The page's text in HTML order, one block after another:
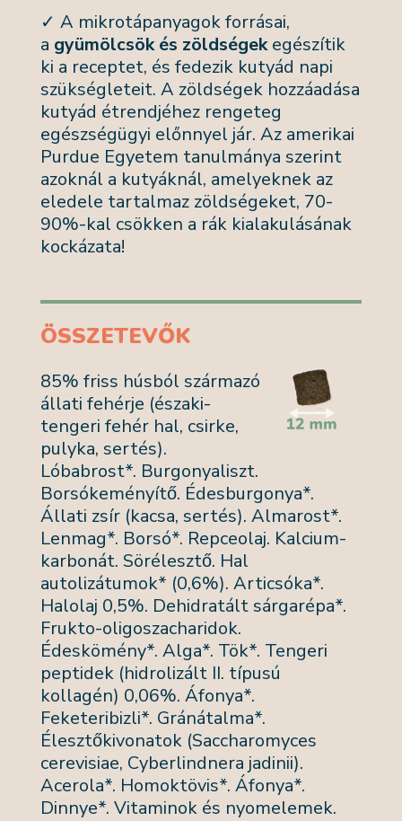
✓ A mikrotápanyagok forrásai,
a gyümölcsök és zöldségekegészítik
ki a receptet, és fedezik kutyád napi
szükségleteit. A zöldségek hozzáadása
kutyád étrendjéhez rengeteg
egészségügyi előnnyel jár. Az amerikai
Purdue Egyetem tanulmánya szerint
azoknál a kutyáknál, amelyeknek az
eledele tartalmaz zöldségeket, 70-
90%-kal csökken a rák kialakulásának
kockázata!
ÖSSZETEVŐK
85% friss húsból származó
állati fehérje (északi-
tengeri fehér hal, csirke,
pulyka, sertés).
Lóbabrost*. Burgonyaliszt.
Borsókeményítő. Édesburgonya*.
Állati zsír (kacsa, sertés). Almarost*.
Lenmag*. Borsó*. Repceolaj. Kalcium-
karbonát. Sörélesztő. Hal
autolizátumok* (0,6%). Articsóka*.
Halolaj 0,5%. Dehidratált sárgarépa*.
Frukto-oligoszacharidok.
Édeskömény*. Alga*. Tök*. Tengeri
peptidek (hidrolizált II. típusú
kollagén) 0,06%. Áfonya*.
Feketeribizli*. Gránátalma*.
Élesztőkivonatok (Saccharomyces
cerevisiae, Cyberlindnera jadinii).
Acerola*. Homoktövis*. Áfonya*.
Dinnye*. Vitaminok és nyomelemek.